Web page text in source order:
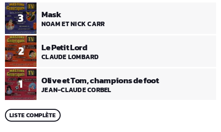
1 Olive et Tom, champions de foot
JEAN-CLAUDE CORBEL
2 Le Petit Lord
CLAUDE LOMBARD
3 Mask
NOAM ET NICK CARR
LISTE COMPLÈTE